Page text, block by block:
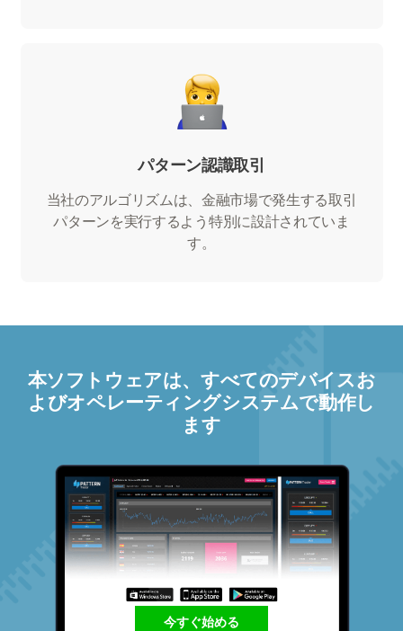
パターン認識取引
当社のアルゴリズムは、金融市場で発生する取引
パターンを実行するよう特別に設計されていま
す。
本ソフトウェアは、すべてのデバイスお
よびオペレーティングシステムで動作し
ます
今すぐ始める